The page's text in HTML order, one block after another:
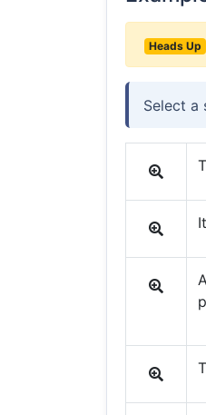
Heads Up
Select a